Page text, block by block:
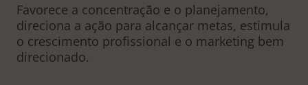
Favorece a concentração e o planejamento,
direciona a ação para alcançar metas, estimula
o crescimento profissional e o marketing bem
direcionado.